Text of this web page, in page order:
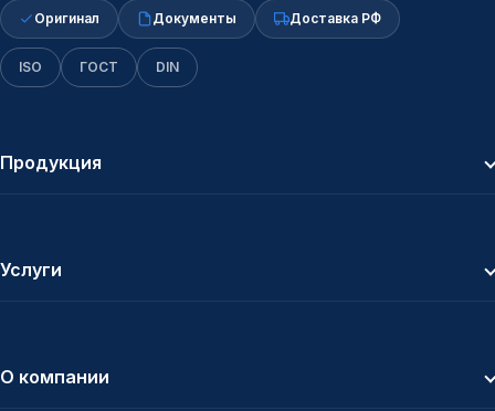
Оригинал Документы Доставка РФ
ISO ГОСТ DIN
Продукция
Услуги
О компании